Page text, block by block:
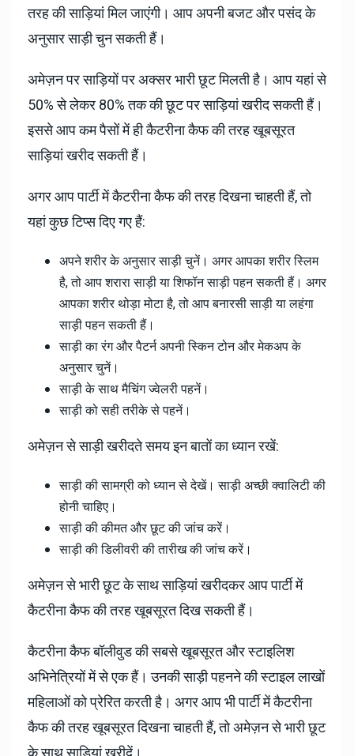
तरह की साड़ियां मिल जाएंगी। आप अपनी बजट और पसंद के
अनुसार साड़ी चुन सकती हैं।
अमेज़न पर साड़ियों पर अक्सर भारी छूट मिलती है। आप यहां से
50% से लेकर 80% तक की छूट पर साड़ियां खरीद सकती हैं।
इससे आप कम पैसों में ही कैटरीना कैफ की तरह खूबसूरत
साड़ियां खरीद सकती हैं।
अगर आप पार्टी में कैटरीना कैफ की तरह दिखना चाहती हैं, तो
यहां कुछ टिप्स दिए गए हैं:
अपने शरीर के अनुसार साड़ी चुनें। अगर आपका शरीर स्लिम
है, तो आप शरारा साड़ी या शिफॉन साड़ी पहन सकती हैं। अगर
आपका शरीर थोड़ा मोटा है, तो आप बनारसी साड़ी या लहंगा
साड़ी पहन सकती हैं।
साड़ी का रंग और पैटर्न अपनी स्किन टोन और मेकअप के
अनुसार चुनें।
साड़ी के साथ मैचिंग ज्वेलरी पहनें।
साड़ी को सही तरीके से पहनें।
अमेज़न से साड़ी खरीदते समय इन बातों का ध्यान रखें:
साड़ी की सामग्री को ध्यान से देखें। साड़ी अच्छी क्वालिटी की
होनी चाहिए।
साड़ी की कीमत और छूट की जांच करें।
साड़ी की डिलीवरी की तारीख की जांच करें।
अमेज़न से भारी छूट के साथ साड़ियां खरीदकर आप पार्टी में
कैटरीना कैफ की तरह खूबसूरत दिख सकती हैं।
कैटरीना कैफ बॉलीवुड की सबसे खूबसूरत और स्टाइलिश
अभिनेत्रियों में से एक हैं। उनकी साड़ी पहनने की स्टाइल लाखों
महिलाओं को प्रेरित करती है। अगर आप भी पार्टी में कैटरीना
कैफ की तरह खूबसूरत दिखना चाहती हैं, तो अमेज़न से भारी छूट